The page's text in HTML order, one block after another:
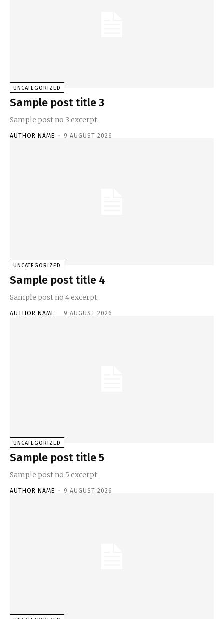
UNCATEGORIZED
Sample post title 3
Sample post no 3 excerpt.
AUTHOR NAME - 9 AUGUST 2026
UNCATEGORIZED
Sample post title 4
Sample post no 4 excerpt.
AUTHOR NAME - 9 AUGUST 2026
UNCATEGORIZED
Sample post title 5
Sample post no 5 excerpt.
AUTHOR NAME - 9 AUGUST 2026